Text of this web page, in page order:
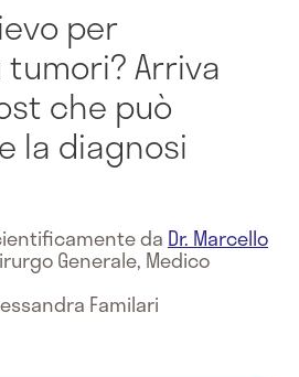
per
Arriva
che può
la diagnosi
da Dr. Marcello
Generale, Medico
Familari